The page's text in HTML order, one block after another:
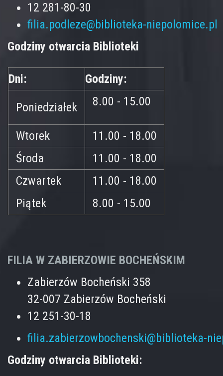
12 281-80-30
filia.podleze@biblioteka-niepolomice.pl
Godziny otwarcia Biblioteki
Dni: Godziny:
Poniedziałek 8.00 - 15.00
Wtorek
11.00 - 18.00
Środa
11.00 - 18.00
Czwartek
11.00 - 18.00
Piątek
8.00 - 15.00
FILIA W ZABIERZOWIE BOCHEŃSKIM
Zabierzów Bocheński 358
32-007 Zabierzów Bocheński
12 251-30-18
filia.zabierzowbochenski@biblioteka-
Godziny otwarcia Biblioteki: